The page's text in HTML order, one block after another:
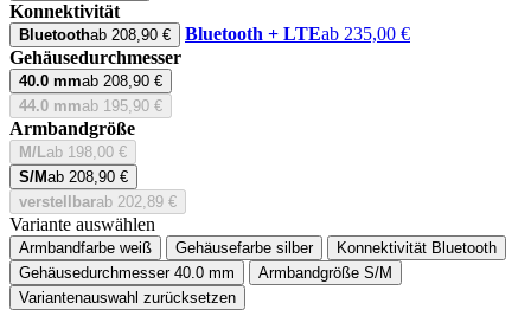
Konnektivität
Bluetoothab 208,90 € Bluetooth + LTEab 235,00 €
Gehäusedurchmesser
40.0 mmab 208,90 €
44.0 mmab 195,90 €
Armbandgröße
M/Lab 198,00 €
S/Mab 208,90 €
verstellbarab 202,89 €
Variante auswählen
Armbandfarbe weiß Gehäusefarbe silber Konnektivität Bluetooth
Gehäusedurchmesser 40.0 mm Armbandgröße S/M
Variantenauswahl zurücksetzen